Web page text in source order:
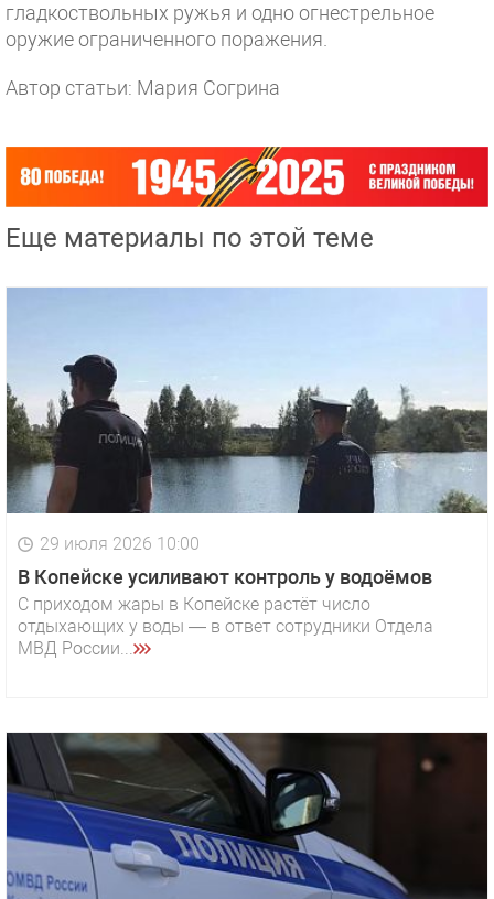
гладкоствольных ружья и одно огнестрельное
оружие ограниченного поражения.
Автор статьи: Мария Согрина
Еще материалы по этой теме
29 июля 2026 10:00
В Копейске усиливают контроль у водоёмов
С приходом жары в Копейске растёт число
отдыхающих у воды — в ответ сотрудники Отдела
МВД России...